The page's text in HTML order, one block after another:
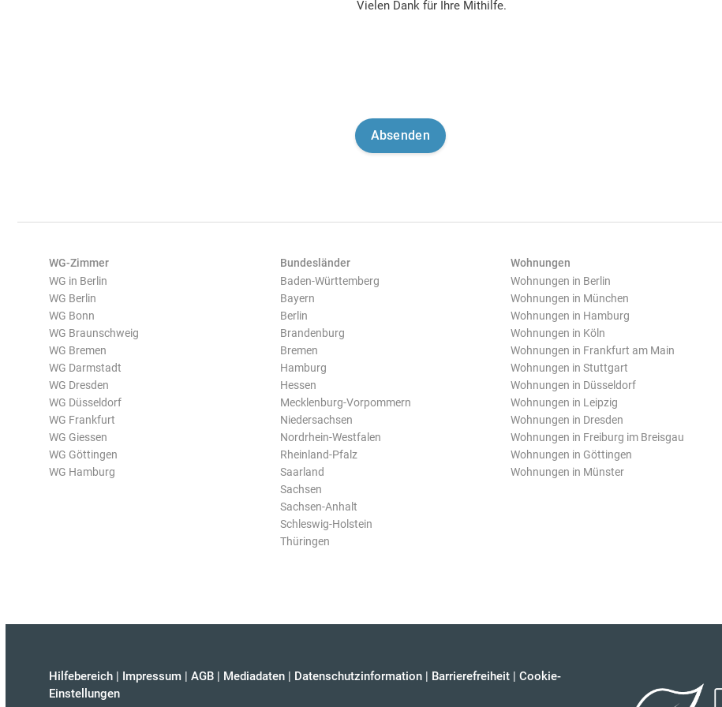
Vielen Dank für Ihre Mithilfe.
WG-Zimmer
WG in Berlin
WG Berlin
WG Bonn
WG Braunschweig
WG Bremen
WG Darmstadt
WG Dresden
WG Düsseldorf
WG Frankfurt
WG Giessen
WG Göttingen
WG Hamburg
Bundesländer
Baden-Württemberg
Bayern
Berlin
Brandenburg
Bremen
Hamburg
Hessen
Mecklenburg-Vorpommern
Niedersachsen
Nordrhein-Westfalen
Rheinland-Pfalz
Saarland
Sachsen
Sachsen-Anhalt
Schleswig-Holstein
Thüringen
Wohnungen
Wohnungen in Berlin
Wohnungen in München
Wohnungen in Hamburg
Wohnungen in Köln
Wohnungen in Frankfurt am Main
Wohnungen in Stuttgart
Wohnungen in Düsseldorf
Wohnungen in Leipzig
Wohnungen in Dresden
Wohnungen in Freiburg im Breisgau
Wohnungen in Göttingen
Wohnungen in Münster
Hilfebereich | Impressum | AGB | Mediadaten | Datenschutzinformation | Barrierefreiheit | Cookie-
Einstellungen